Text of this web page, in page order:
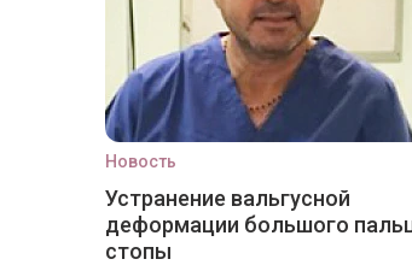
Новость
Устранение вальгусной
деформации большого
стопы